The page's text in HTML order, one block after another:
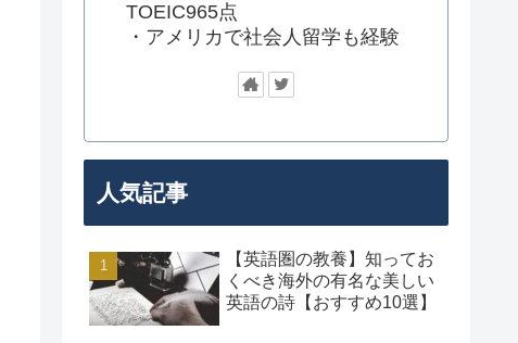
TOEIC965点
・アメリカで社会人留学も経験
人気記事
【英語圏の教養】知ってお
くべき海外の有名な美しい
英語の詩【おすすめ10選】